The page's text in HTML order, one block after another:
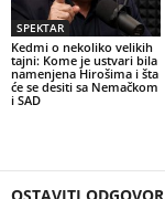
SPEKTAR
Kedmi o nekoliko velikih
tajni: Kome je ustvari bila
namenjena Hirošima i šta
će se desiti sa Nemačkom
i SAD
OSTAVITI ODGOVOR